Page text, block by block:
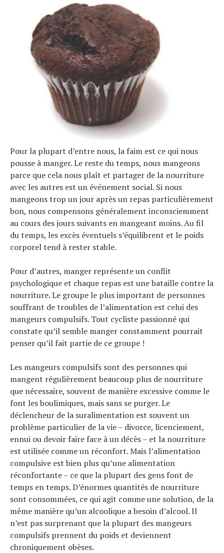
Pour la plupart d’entre nous, la faim est ce qui nous
pousse à manger. Le reste du temps, nous mangeons
parce que cela nous plaît et partager de la nourriture
avec les autres est un événement social. Si nous
mangeons trop un jour après un repas particulièrement
bon, nous compensons généralement inconsciemment
au cours des jours suivants en mangeant moins. Au fil
du temps, les excès éventuels s’équilibrent et le poids
corporel tend à rester stable.
Pour d’autres, manger représente un conflit
psychologique et chaque repas est une bataille contre la
nourriture. Le groupe le plus important de personnes
souffrant de troubles de l’alimentation est celui des
mangeurs compulsifs. Tout cycliste passionné qui
constate qu’il semble manger constamment pourrait
penser qu’il fait partie de ce groupe !
Les mangeurs compulsifs sont des personnes qui
mangent régulièrement beaucoup plus de nourriture
que nécessaire, souvent de manière excessive comme le
font les boulimiques, mais sans se purger. Le
déclencheur de la suralimentation est souvent un
problème particulier de la vie – divorce, licenciement,
ennui ou devoir faire face à un décès – et la nourriture
est utilisée comme un réconfort. Mais l’alimentation
compulsive est bien plus qu’une alimentation
réconfortante – ce que la plupart des gens font de
temps en temps. D’énormes quantités de nourriture
sont consommées, ce qui agit comme une solution, de la
même manière qu’un alcoolique a besoin d’alcool. Il
n’est pas surprenant que la plupart des mangeurs
compulsifs prennent du poids et deviennent
chroniquement obèses.
Tendances
Tous nos articles
À propos